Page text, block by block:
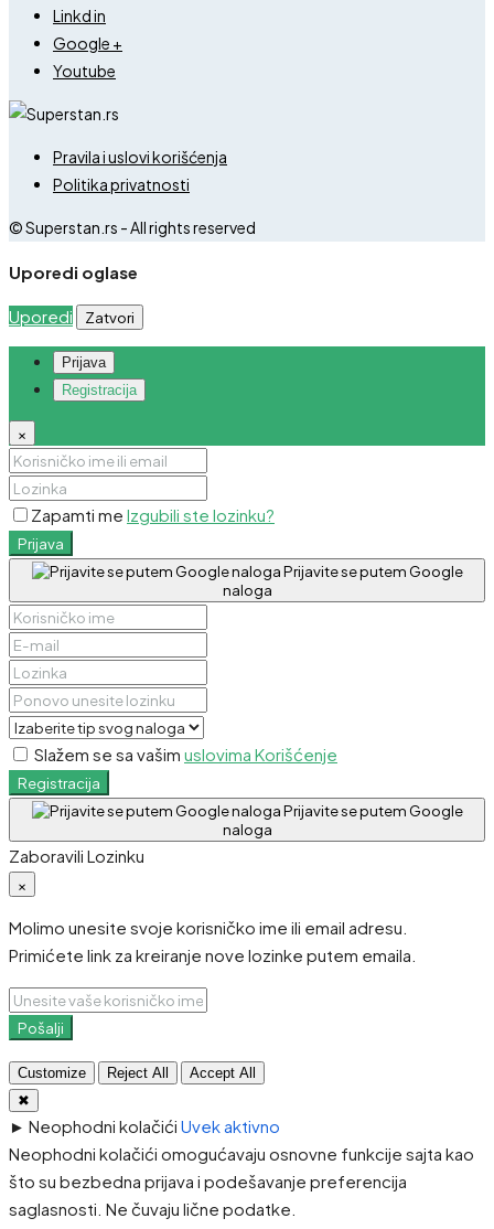
Linkd in
Google +
Youtube
Pravila i uslovi korišćenja
Politika privatnosti
© Superstan.rs - All rights reserved
Uporedi oglase
Uporedi Zatvori
Prijava
Registracija
×
Zapamti me Izgubili ste lozinku?
Prijava
Prijavite se putem Google
naloga
Slažem se sa vašim uslovima Korišćenje
Registracija
Prijavite se putem Google
naloga
Zaboravili Lozinku
×
Molimo unesite svoje korisničko ime ili email adresu.
Primićete link za kreiranje nove lozinke putem emaila.
Pošalji
Customize Reject All
Accept All
✖
► Neophodni kolačići Uvek aktivno
Neophodni kolačići omogućavaju osnovne funkcije sajta kao
što su bezbedna prijava i podešavanje preferencija
saglasnosti. Ne čuvaju lične podatke.